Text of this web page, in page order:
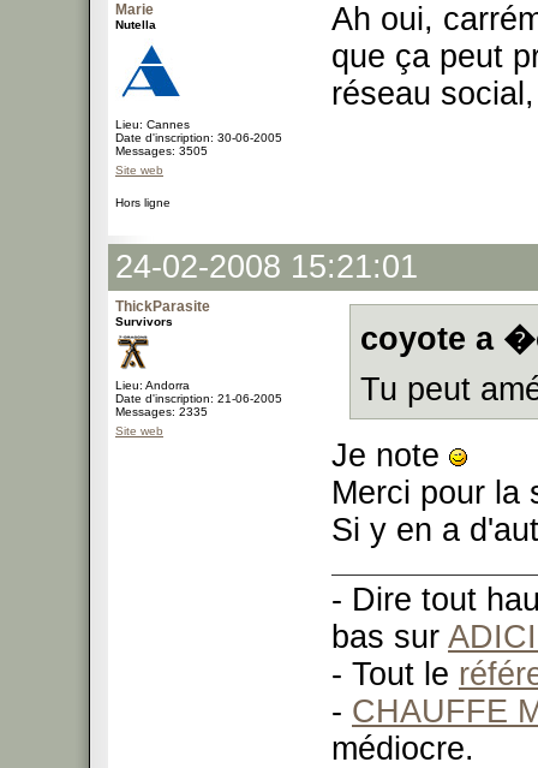
Marie
Nutella
Lieu: Cannes
Date d'inscription: 30-06-2005
Messages: 3505
Site web
Ah oui,
que ça peut
réseau
Hors ligne
24-02-2008 15:21:01
ThickParasite
Survivors
Lieu: Andorra
Date d'inscription: 21-06-2005
Messages: 2335
Site web
coyote a
Tu peut
Je note
Merci pour la
Si y en a
- Dire tout
bas sur
- Tout le
- CHAUFFE
médiocre.